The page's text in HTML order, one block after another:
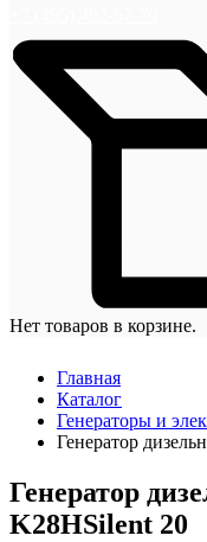
Нет товаров в корзине.
Главная
Каталог
Генераторы и
Генератор
Генератор
K28HSilent 20